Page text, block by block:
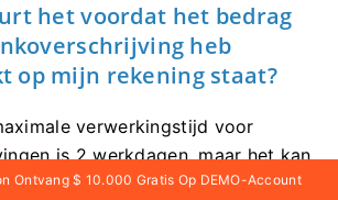
het voordat het bedrag
heb
op mijn rekening staat?
verwerkingstijd voor
is 2 werkdagen, maar het kan
Net zoals sommige
Ontvang $ 10.000 Gratis Op DEMO-Account